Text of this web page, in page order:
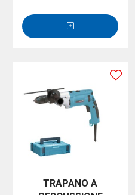
TRAPANO A